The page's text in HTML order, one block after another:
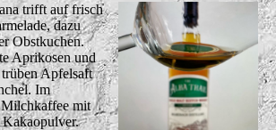
trifft auf frisch
dazu
Obstkuchen.
Aprikosen und
Apfelsaft
Im
mit
Kakaopulver.